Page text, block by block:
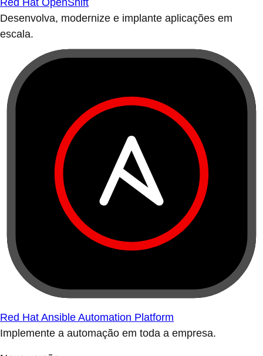
Red Hat OpenShift
Desenvolva, modernize e implante aplicações em
escala.
Red Hat Ansible Automation Platform
Implemente a automação em toda a empresa.